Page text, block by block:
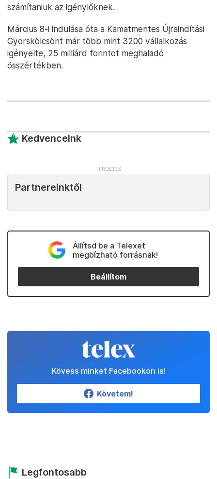
számítaniuk az igénylőknek.
Március 8-i indulása óta a Kamatmentes Újraindítási
Gyorskölcsönt már több mint 3200 vállalkozás
igényelte, 25 milliárd forintot meghaladó
összértékben.
Kedvenceink
Partnereinktől
Állítsd be a Telexet
megbízható forrásnak!
Beállítom
Kövess minket Facebookon is!
Követem!
Legfontosabb